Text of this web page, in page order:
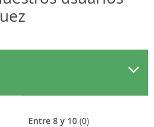
Entre 8 y 10(0)